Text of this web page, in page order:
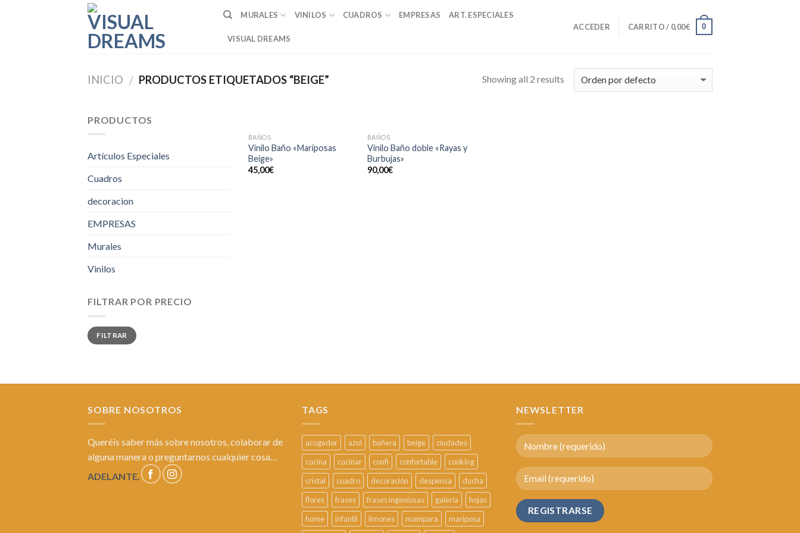
MURALES VINILOS CUADROS EMPRESAS ART. ESPECIALES
VISUAL DREAMS
ACCEDER CARRITO / 0,00€ 0
INICIO / PRODUCTOS ETIQUETADOS “BEIGE” Showing all 2 results
PRODUCTOS
Artículos Especiales
Cuadros
decoracion
EMPRESAS
Murales
Vinilos
FILTRAR POR PRECIO
FILTRAR
Añadir
a la
BAÑOS
Vinilo Baño «Mariposas
Beige»
45,00€
Añadir
a la
BAÑOS
Vinilo Baño doble «Rayas y
Burbujas»
90,00€
SOBRE NOSOTROS
Queréis saber más sobre nosotros, colaborar de
alguna manera o preguntarnos cualquier cosa…
ADELANTE.
TAGS
acogedor azul bañera beige
ciudades
cocina
cocinar confi confortable
cooking
cristal
cuadro decoración despensa
ducha
flores
frases frases ingeniosas galería
hojas
home
infantil limones mampara mariposa
NEWSLETTER